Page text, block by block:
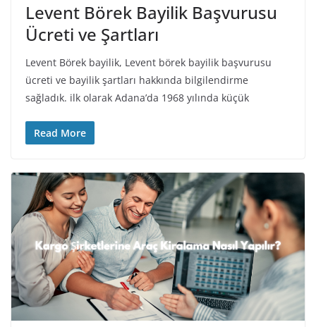
Levent Börek Bayilik Başvurusu
Ücreti ve Şartları
Levent Börek bayilik, Levent börek bayilik başvurusu
ücreti ve bayilik şartları hakkında bilgilendirme
sağladık. ilk olarak Adana’da 1968 yılında küçük
Read More